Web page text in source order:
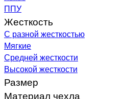
ППУ
Жесткость
С разной жесткостью
Мягкие
Средней жесткости
Высокой жесткости
Размер
Материал чехла